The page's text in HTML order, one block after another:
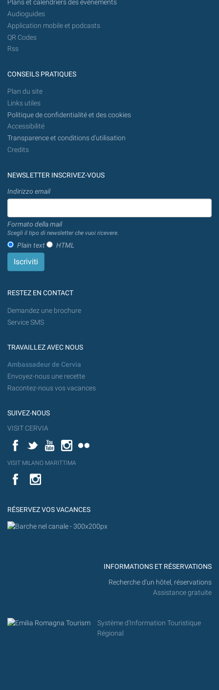
Plans et calendriers des événements
Audioguides
Application mobile et podcasts
QR Codes
Rss
CONSEILS PRATIQUES
Plan du site
Links utiles
Politique de confidentialité et des cookies
Accessibilité
Transparence et conditions d'utilisation
Credits
NEWSLETTER INSCRIVEZ-VOUS
Indirizzo email
Formato della mail
Scegli il tipo di newsletter che vuoi ricevere.
Plain text HTML
RESTEZ EN CONTACT
Demandez une brochure
Service SMS
TRAVAILLEZ AVEC NOUS
Ambassadeur de Cervia
Envoyez-nous une recette
Racontez-nous vos vacances
SUIVEZ-NOUS
VISIT CERVIA
FacebookTwitterYouTubeInstagram
YouT
VISIT MILANO MARITTIMA
Flick
VISIT
MILANO
YouTube
RÉSERVEZ VOS VACANCES
INFORMATIONS ET RÉSERVATIONS
Recherche d'un hôtel, réservations
Assistance gratuite
Système d'Information Touristique
Régional